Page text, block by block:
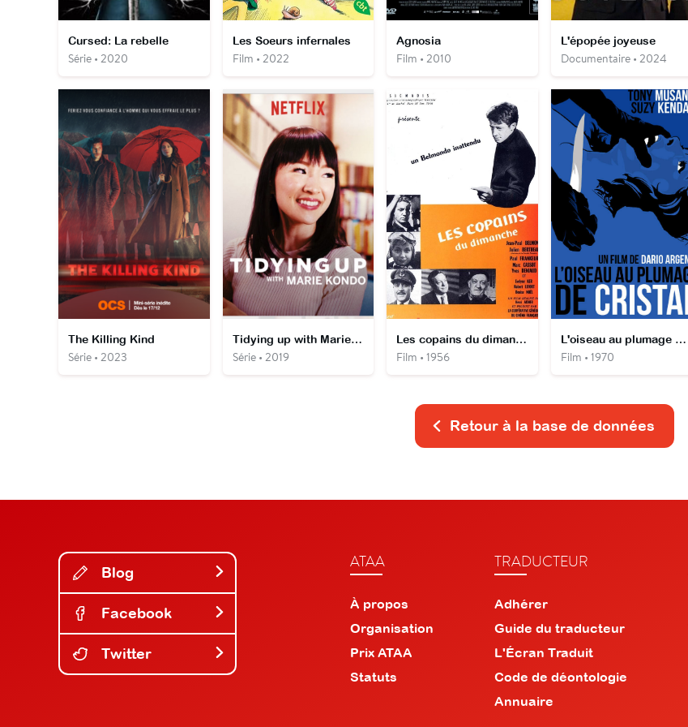
Cursed: La rebelle
Série • 2020
Les Soeurs infernales
Film • 2022
Agnosia
Film • 2010
L'épopée joyeuse
Documentaire • 2024
The Killing Kind
Série • 2023
Tidying up with Marie Kondo
Série • 2019
Les copains du dimanche
Film • 1956
L'oiseau au plumage de cristal
Film • 1970
Retour à la base de données
Blog
Facebook
Twitter
ATAA
À propos
Organisation
Prix ATAA
Statuts
TRADUCTEUR
Adhérer
Guide du traducteur
L'Écran Traduit
Code de déontologie
Annuaire